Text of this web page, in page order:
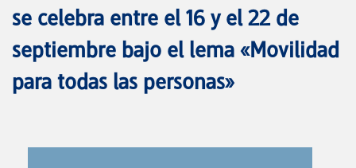
se celebra entre el 16 y el 22 de
septiembre bajo el lema «Movilidad
para todas las personas»